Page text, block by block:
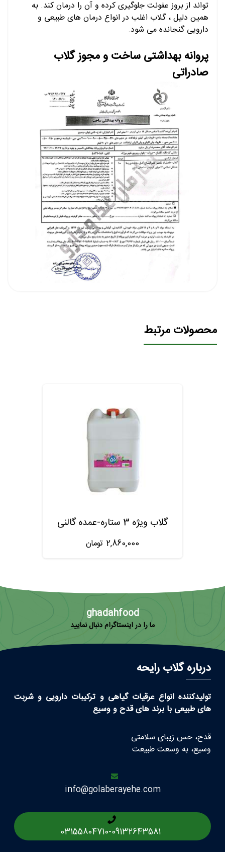
تواند از بروز عفونت جلوگیری کرده و آن را درمان کند. به
همین دلیل ، گلاب اغلب در انواع درمان های طبیعی و
دارویی گنجانده می شود.
پروانه بهداشتی ساخت و مجوز گلاب
صادراتی
محصولات مرتبط
گلاب ویژه 3 ستاره-عمده گالنی
2,860,000 تومان
ghadahfood
ما را در اینستاگرام دنبال نمایید
درباره گلاب رایحه
تولیدکننده انواع عرقیات گیاهی و ترکیبات دارویی و شربت
های طبیعی با برند های قدح و وسیع
قدح، حس زیبای سلامتی
وسیع، به وسعت طبیعت
info@golaberayehe.com
03155804710-09132643581